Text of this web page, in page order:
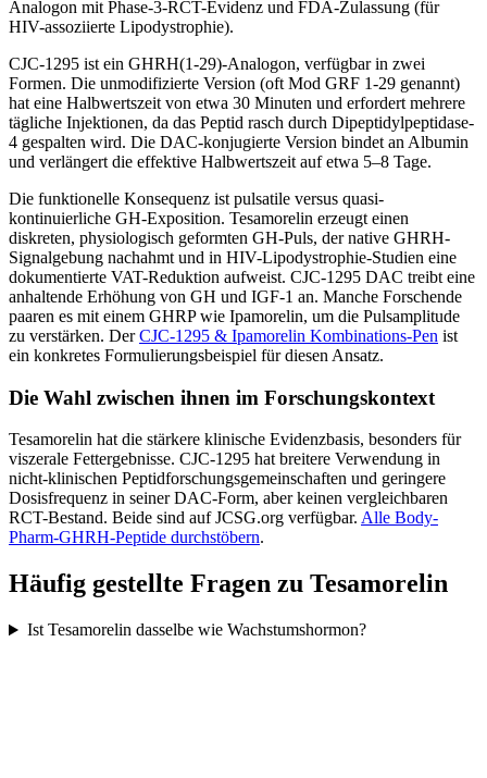
Analogon mit Phase-3-RCT-Evidenz und FDA-Zulassung (für
HIV-assoziierte Lipodystrophie).
CJC-1295 ist ein GHRH(1-29)-Analogon, verfügbar in zwei
Formen. Die unmodifizierte Version (oft Mod GRF 1-29 genannt)
hat eine Halbwertszeit von etwa 30 Minuten und erfordert mehrere
tägliche Injektionen, da das Peptid rasch durch Dipeptidylpeptidase-
4 gespalten wird. Die DAC-konjugierte Version bindet an Albumin
und verlängert die effektive Halbwertszeit auf etwa 5–8 Tage.
Die funktionelle Konsequenz ist pulsatile versus quasi-
kontinuierliche GH-Exposition. Tesamorelin erzeugt einen
diskreten, physiologisch geformten GH-Puls, der native GHRH-
Signalgebung nachahmt und in HIV-Lipodystrophie-Studien eine
dokumentierte VAT-Reduktion aufweist. CJC-1295 DAC treibt eine
anhaltende Erhöhung von GH und IGF-1 an. Manche Forschende
paaren es mit einem GHRP wie Ipamorelin, um die Pulsamplitude
zu verstärken. DerCJC-1295 & Ipamorelin Kombinations-Pen ist
ein konkretes Formulierungsbeispiel für diesen Ansatz.
Die Wahl zwischen ihnen im Forschungskontext
Tesamorelin hat die stärkere klinische Evidenzbasis, besonders für
viszerale Fettergebnisse. CJC-1295 hat breitere Verwendung in
nicht-klinischen Peptidforschungsgemeinschaften und geringere
Dosisfrequenz in seiner DAC-Form, aber keinen vergleichbaren
RCT-Bestand. Beide sind auf JCSG.org verfügbar. Alle Body-
Pharm-GHRH-Peptide durchstöbern.
Häufig gestellte Fragen zu Tesamorelin
Ist Tesamorelin dasselbe wie Wachstumshormon?